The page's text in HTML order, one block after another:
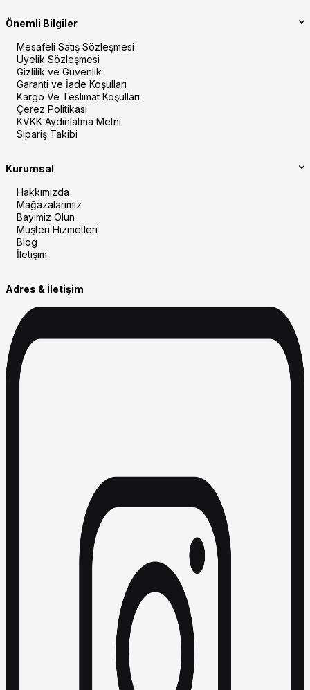
Önemli Bilgiler
Mesafeli Satış Sözleşmesi
Üyelik Sözleşmesi
Gizlilik ve Güvenlik
Garanti ve İade Koşulları
Kargo Ve Teslimat Koşulları
Çerez Politikası
KVKK Aydınlatma Metni
Sipariş Takibi
Kurumsal
Hakkımızda
Mağazalarımız
Bayimiz Olun
Müşteri Hizmetleri
Blog
İletişim
Adres & İletişim